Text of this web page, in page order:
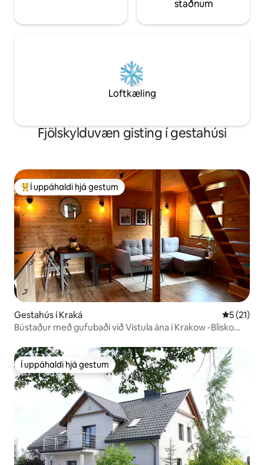
staðnum
Loftkæling
Fjölskylduvæn gisting í gestahúsi
Í mestu uppáhaldi hjá gestum
Í uppáhaldi hjá gestum
Gestahús í Kraká 5 af 5 í
5 (21)
Bústaður með gufubaði við Vistula ána í Krakow -Blisko
Í uppáhaldi hjá gestum
Í uppáhaldi hjá gestum